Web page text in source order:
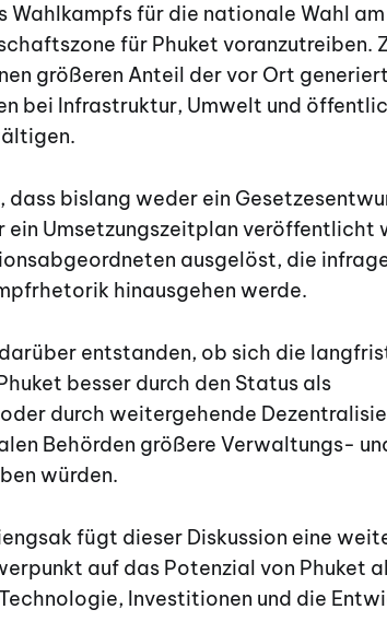
Wahlkampfs für die nationale Wahl am
für Phuket voranzutreiben.
größeren Anteil der vor Ort
bei Infrastruktur, Umwelt und
dass bislang weder ein
ein Umsetzungszeitplan veröffentlicht
ausgelöst, die
hinausgehen werde.
entstanden, ob sich die
besser durch den Status als
durch weitergehende
Behörden größere Verwaltungs-
würden.
fügt dieser Diskussion eine
auf das Potenzial von Phuket
Investitionen und die